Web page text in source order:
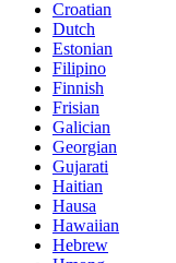
Croatian
Dutch
Estonian
Filipino
Finnish
Frisian
Galician
Georgian
Gujarati
Haitian
Hausa
Hawaiian
Hebrew